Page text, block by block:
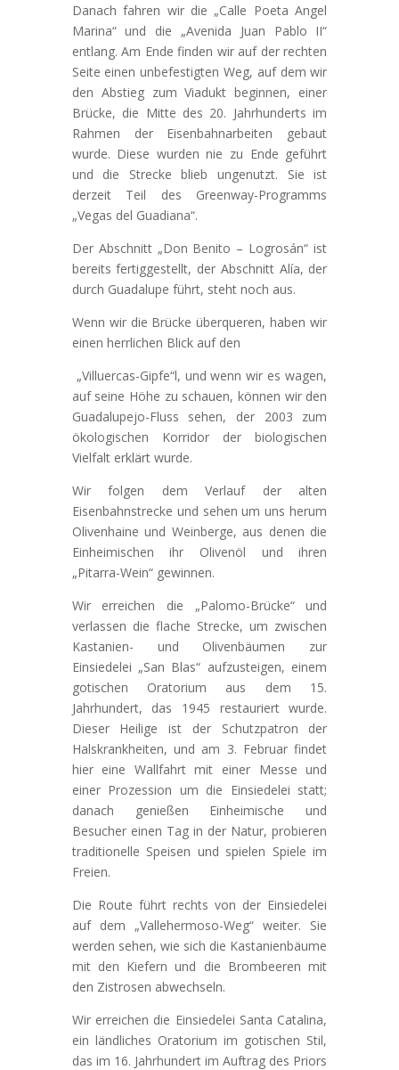
Danach fahren wir die „Calle Poeta Angel
Marina“ und die „Avenida Juan Pablo II“
entlang. Am Ende finden wir auf der rechten
Seite einen unbefestigten Weg, auf dem wir
den Abstieg zum Viadukt beginnen, einer
Brücke, die Mitte des 20. Jahrhunderts im
Rahmen der Eisenbahnarbeiten gebaut
wurde. Diese wurden nie zu Ende geführt
und die Strecke blieb ungenutzt. Sie ist
derzeit Teil des Greenway-Programms
„Vegas del Guadiana“.
Der Abschnitt „Don Benito – Logrosán“ ist
bereits fertiggestellt, der Abschnitt Alía, der
durch Guadalupe führt, steht noch aus.
Wenn wir die Brücke überqueren, haben wir
einen herrlichen Blick auf den
„Villuercas-Gipfe“l, und wenn wir es wagen,
auf seine Höhe zu schauen, können wir den
Guadalupejo-Fluss sehen, der 2003 zum
ökologischen Korridor der biologischen
Vielfalt erklärt wurde.
Wir folgen dem Verlauf der alten
Eisenbahnstrecke und sehen um uns herum
Olivenhaine und Weinberge, aus denen die
Einheimischen ihr Olivenöl und ihren
„Pitarra-Wein“ gewinnen.
Wir erreichen die „Palomo-Brücke“ und
verlassen die flache Strecke, um zwischen
Kastanien- und Olivenbäumen zur
Einsiedelei „San Blas“ aufzusteigen, einem
gotischen Oratorium aus dem 15.
Jahrhundert, das 1945 restauriert wurde.
Dieser Heilige ist der Schutzpatron der
Halskrankheiten, und am 3. Februar findet
hier eine Wallfahrt mit einer Messe und
einer Prozession um die Einsiedelei statt;
danach genießen Einheimische und
Besucher einen Tag in der Natur, probieren
traditionelle Speisen und spielen Spiele im
Freien.
Die Route führt rechts von der Einsiedelei
auf dem „Vallehermoso-Weg“ weiter. Sie
werden sehen, wie sich die Kastanienbäume
mit den Kiefern und die Brombeeren mit
den Zistrosen abwechseln.
Wir erreichen die Einsiedelei Santa Catalina,
ein ländliches Oratorium im gotischen Stil,
das im 16. Jahrhundert im Auftrag des Priors